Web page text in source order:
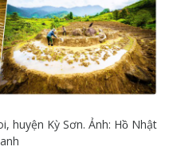
huyện Kỳ Sơn. Ảnh: Hồ Nhật